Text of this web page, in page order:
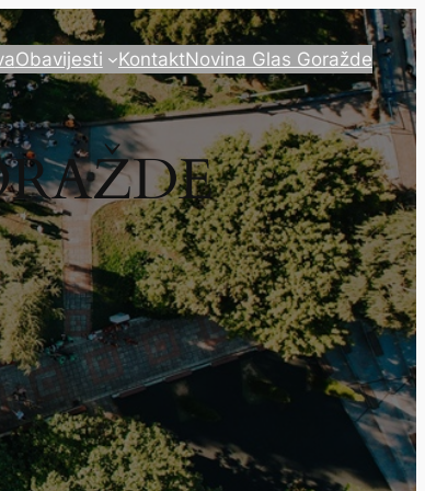
Obavijesti KontaktNovina Glas Goražde